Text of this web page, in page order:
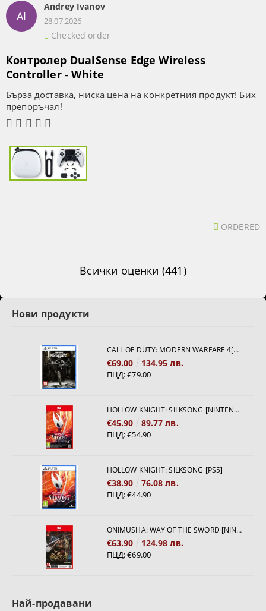
AI
Andrey Ivanov
28.07.2026
Checked order
Контролер DualSense Edge Wireless
Controller - White
Бърза доставка, ниска цена на конкретния продукт! Бих
препоръчал!
ORDERED
Всички оценки (441)
Нови продукти
CALL OF DUTY: MODERN WARFARE 4[PS5]
€69.00 134.95 лв.
ПЦД:€79.00
HOLLOW KNIGHT: SILKSONG [NINTENDO SWITCH 2]
€45.90 89.77 лв.
ПЦД:€54.90
HOLLOW KNIGHT: SILKSONG [PS5]
€38.90 76.08 лв.
ПЦД:€44.90
ONIMUSHA: WAY OF THE SWORD [NINTENDO SWITCH 2]
€63.90 124.98 лв.
ПЦД:€69.00
Най-продавани